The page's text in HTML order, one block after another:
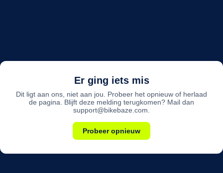
Er ging iets mis
Dit ligt aan ons, niet aan jou. Probeer het opnieuw of herlaad
de pagina. Blijft deze melding terugkomen? Mail dan
support@bikebaze.com.
Probeer opnieuw